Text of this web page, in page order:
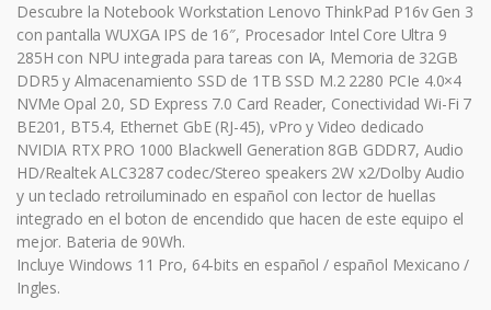
Descubre la Notebook Workstation Lenovo ThinkPad P16v Gen 3
con pantalla WUXGA IPS de 16″, Procesador Intel Core Ultra 9
285H con NPU integrada para tareas con IA, Memoria de 32GB
DDR5 y Almacenamiento SSD de 1TB SSD M.2 2280 PCIe 4.0×4
NVMe Opal 2.0, SD Express 7.0 Card Reader, Conectividad Wi-Fi 7
BE201, BT5.4, Ethernet GbE (RJ-45), vPro y Video dedicado
NVIDIA RTX PRO 1000 Blackwell Generation 8GB GDDR7, Audio
HD/Realtek ALC3287 codec/Stereo speakers 2W x2/Dolby Audio
y un teclado retroiluminado en español con lector de huellas
integrado en el boton de encendido que hacen de este equipo el
mejor. Bateria de 90Wh.
Incluye Windows 11 Pro, 64-bits en español / español Mexicano /
Ingles.